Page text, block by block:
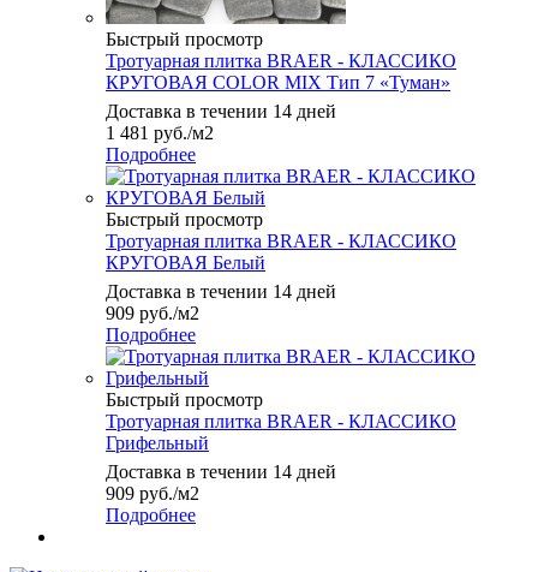
Быстрый просмотр
Тротуарная плитка BRAER - КЛАССИКО
КРУГОВАЯ COLOR MIX Тип 7 «Туман»
Доставка в течении 14 дней
1 481 руб./м2
Подробнее
Быстрый просмотр
Тротуарная плитка BRAER - КЛАССИКО
КРУГОВАЯ Белый
Доставка в течении 14 дней
909 руб./м2
Подробнее
Быстрый просмотр
Тротуарная плитка BRAER - КЛАССИКО
Грифельный
Доставка в течении 14 дней
909 руб./м2
Подробнее